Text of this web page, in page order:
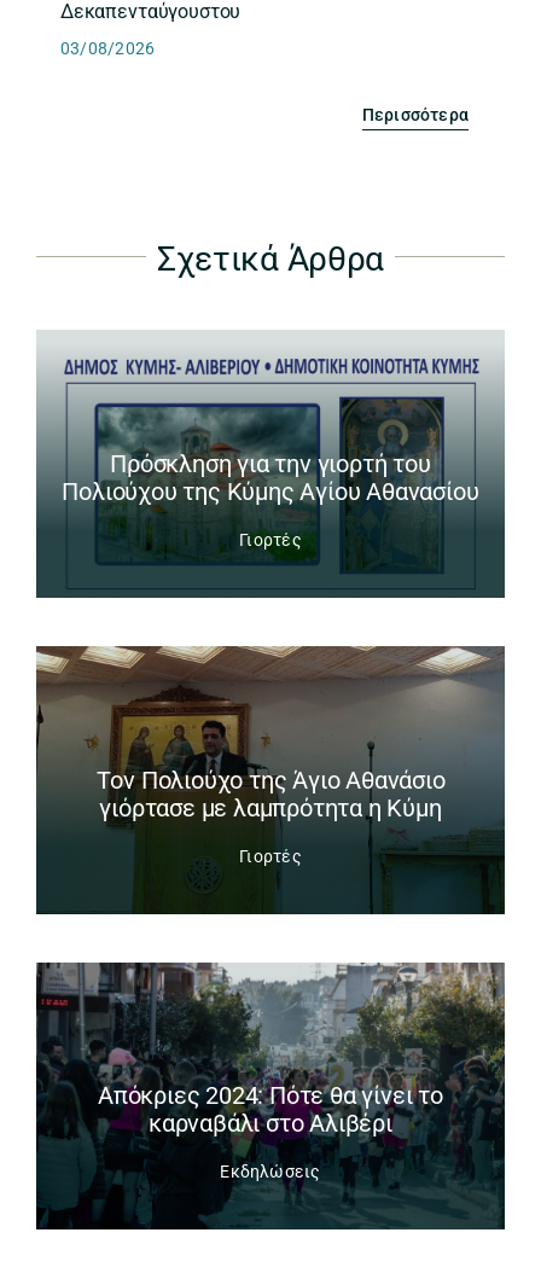
Δεκαπενταύγουστου
03/08/2026
Περισσότερα
Σχετικά Άρθρα
Πρόσκληση για την γιορτή του
Πολιούχου της Κύμης Αγίου Αθανασίου
Γιορτές
Tον Πολιούχο της Άγιο Αθανάσιο
γιόρτασε με λαμπρότητα η Κύμη
Γιορτές
Απόκριες 2024: Πότε θα γίνει το
καρναβάλι στο Αλιβέρι
Εκδηλώσεις